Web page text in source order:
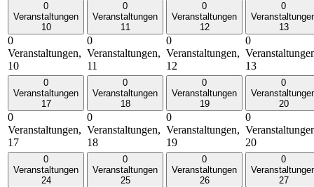
0
Veranstaltungen
10
0
Veranstaltungen,
10
0
Veranstaltungen
11
0
Veranstaltungen,
11
0
Veranstaltungen
12
0
Veranstaltungen,
12
0
13
0
13
0
Veranstaltungen
17
0
Veranstaltungen,
17
0
Veranstaltungen
18
0
Veranstaltungen,
18
0
Veranstaltungen
19
0
Veranstaltungen,
19
0
20
0
20
0
Veranstaltungen
24
0
Veranstaltungen
25
0
Veranstaltungen
26
0
27